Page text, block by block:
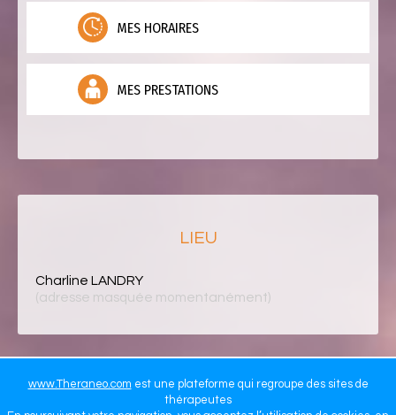
www.Theraneo.com est une plateforme qui regroupe des sites de
thérapeutes
MES HORAIRES
MES PRESTATIONS
LIEU
Charline LANDRY
(adresse masquée momentanément)